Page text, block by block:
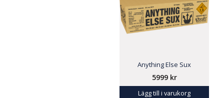
Anything Else Sux
5999 kr
Lägg till i varukorg